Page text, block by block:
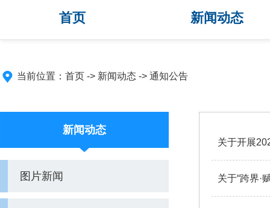
首页 新闻动态
当前位置： 首页 -> 新闻动态 -> 通知公告
新闻动态
图片新闻
关于开展
关于“跨界·